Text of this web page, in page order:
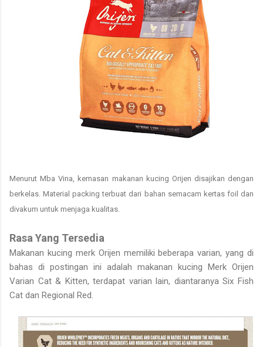
Menurut Mba Vina, kemasan makanan kucing Orijen disajikan dengan
berkelas. Material packing terbuat dari bahan semacam kertas foil dan
divakum untuk menjaga kualitas.
Rasa Yang Tersedia
Makanan kucing merk Orijen memiliki beberapa varian, yang di
bahas di postingan ini adalah makanan kucing Merk Orijen
Varian Cat & Kitten, terdapat varian lain, diantaranya Six Fish
Cat dan Regional Red.